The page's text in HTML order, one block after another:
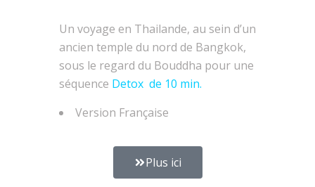
Un voyage en Thailande, au sein d’un
ancien temple du nord de Bangkok,
sous le regard du Bouddha pour une
séquence Detox de 10 min.
Version Française
Plus ici